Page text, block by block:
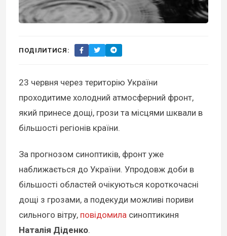
ПОДІЛИТИСЯ:
23 червня через територію України
проходитиме холодний атмосферний фронт,
який принесе дощі, грози та місцями шквали в
більшості регіонів країни.
За прогнозом синоптиків, фронт уже
наближається до України. Упродовж доби в
більшості областей очікуються короткочасні
дощі з грозами, а подекуди можливі пориви
сильного вітру, повідомила синоптикиня
Наталія Діденко.